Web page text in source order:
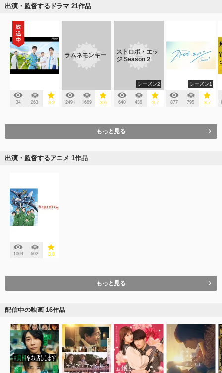
出演・監督するドラマ 21作品
34 263 3.2
ラムネモンキー
2491 1669 3.6
ストロボ・エッ
ジ Season２
シーズン2
640 436 3.7
シーズン1
877 795 3.7
もっと見る
出演・監督するアニメ 1作品
1064 502 3.8
もっと見る
配信中の映画 16作品